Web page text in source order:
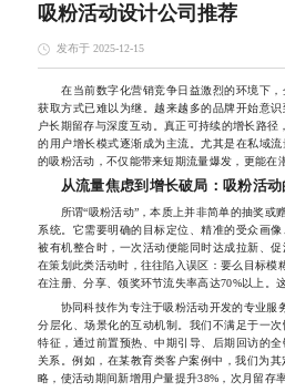
吸粉活动设计公司推荐
发布于 2025-12-15
在当前数字化营销竞争日益激烈的环境下，
获取方式已难以为继。越来越多的品牌开始意
户长期留存与深度互动。真正可持续的增长路
的用户增长模式逐渐成为主流。尤其是在私域
的吸粉活动，不仅能带来短期流量爆发，更能
从流量焦虑到增长破局：吸粉活
所谓“吸粉活动”，本质上并非简单的抽奖或
系统。它需要明确的目标定位、精准的受众画
被有机整合时，一次活动便能同时达成拉新、
在策划此类活动时，往往陷入误区：要么目标模
在注册、分享、领奖环节流失率高达70%以上。
协同科技作为专注于吸粉活动开发的专业服
分层化、场景化的互动机制。我们不满足于一
特征，通过前置预热、中期引导、后期回访的
关系。例如，在某教育类客户案例中，我们为
略，使活动期间新增用户量提升38%，次月留存